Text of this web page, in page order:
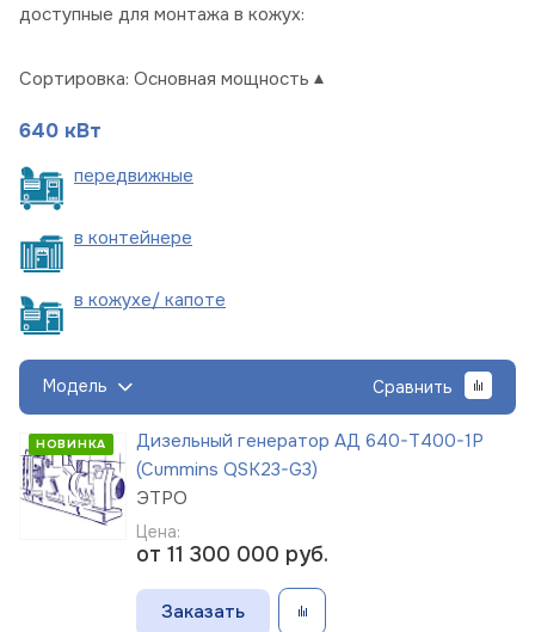
доступные для монтажа в кожух:
Сортировка: Основная мощность
640 кВт
передвижные
в контейнере
в кожухе/ капоте
Модель Сравнить
НОВИНКА
Дизельный генератор АД 640-Т400-1Р
(Cummins QSK23-G3)
ЭТРО
Цена:
от 11 300 000 руб.
Заказать